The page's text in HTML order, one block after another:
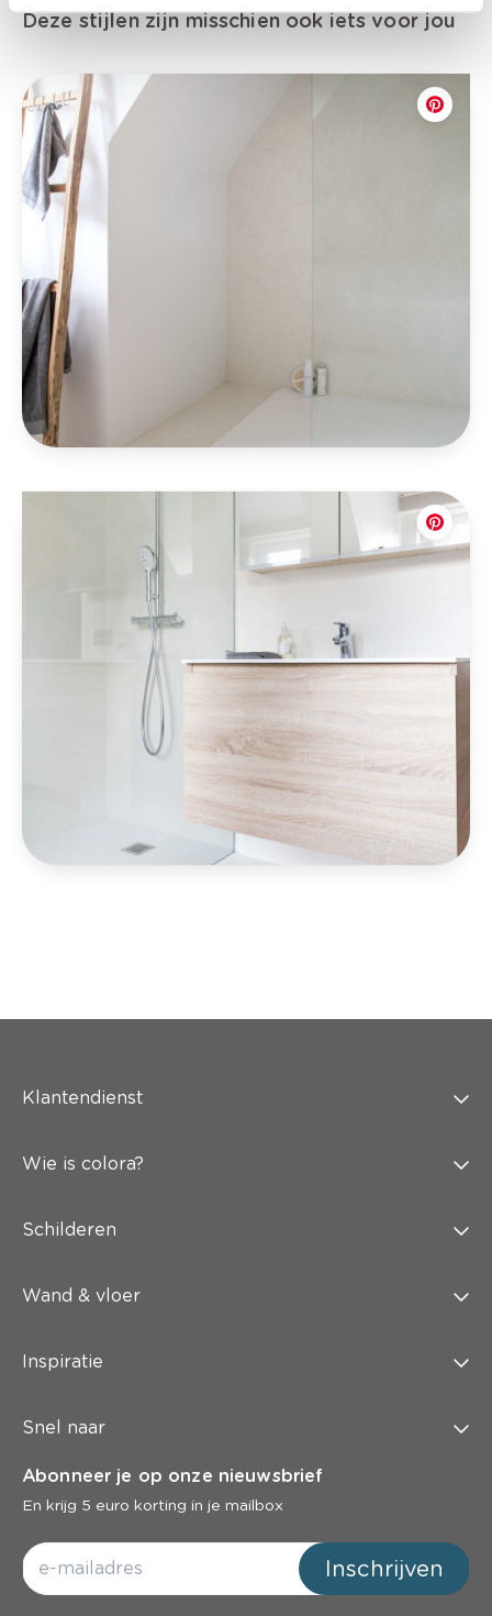
Deze stijlen zijn misschien ook iets voor jou
Klantendienst
Wie is colora?
Schilderen
Wand & vloer
Inspiratie
Snel naar
Abonneer je op onze nieuwsbrief
En krijg 5 euro korting in je mailbox
Inschrijven